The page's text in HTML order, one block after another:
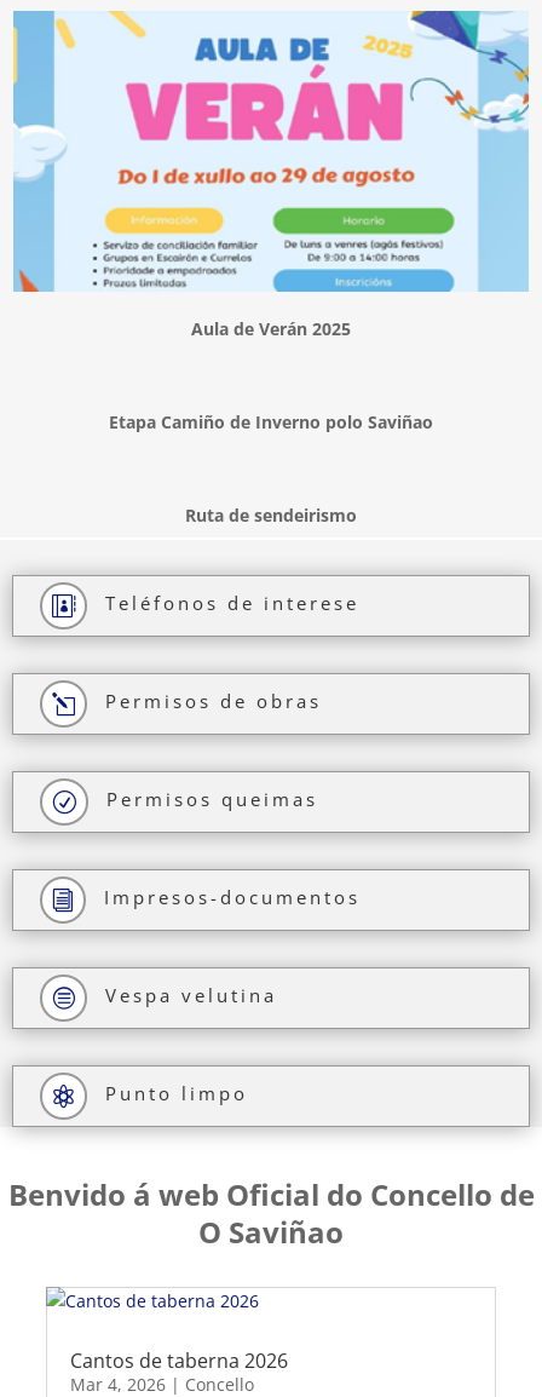
Aula de Verán 2025
Etapa Camiño de Inverno polo Saviñao
Ruta de sendeirismo
 Teléfonos de interese
l Permisos de obras
R Permisos queimas
i Impresos-documentos
c Vespa velutina
 Punto limpo
Benvido á web Oficial do Concello de
O Saviñao
Cantos de taberna 2026
Mar 4, 2026 | Concello